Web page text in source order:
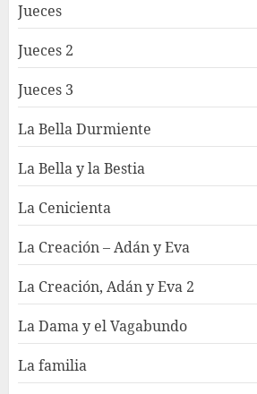
Jueces
Jueces 2
Jueces 3
La Bella Durmiente
La Bella y la Bestia
La Cenicienta
La Creación – Adán y Eva
La Creación, Adán y Eva 2
La Dama y el Vagabundo
La familia